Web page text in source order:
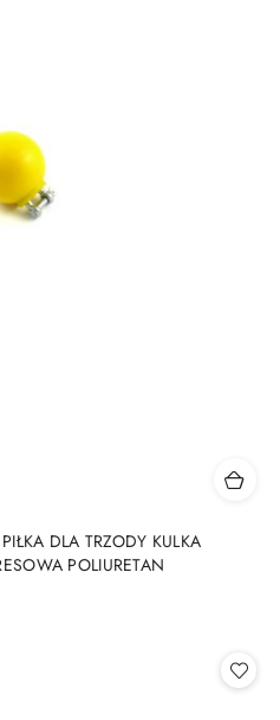
DLA TRZODY KULKA
POLIURETAN